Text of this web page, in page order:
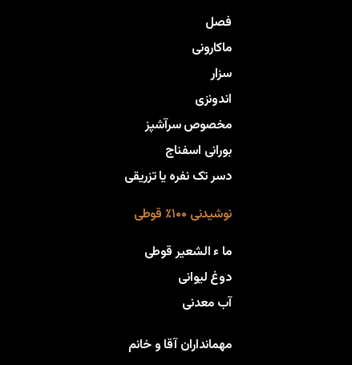
فصل
ماکارونی
سزار
اندونزی
مخصوص سرآشپز
بورانی اسفناج
دسر تک نفره یا تزریقی
نوشیدنی ۱۰۰٪ قوطی
ما ء الشعیر قوطی
دوغ لیوانی
آب معدنی
مهمانداران آقا و خانم